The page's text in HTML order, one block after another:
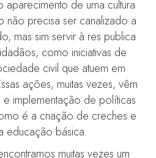
de uma cultura
precisa ser canalizado a
mas sim servir à res publica
como iniciativas de
civil que atuem em
ações, muitas vezes, vêm
implementação de políticas
é a criação de creches e
educação básica.
muitas vezes um